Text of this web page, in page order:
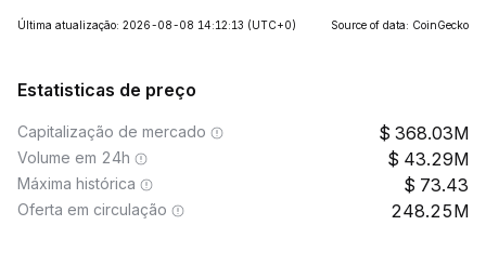
Última atualização: 2026-08-08 14:12:13 (UTC+0) Source of data: CoinGecko
Estatisticas de preço
Capitalização de mercado 368.03M
Volume em 24h 43.29M
Máxima histórica 73.43
Oferta em circulação 248.25M